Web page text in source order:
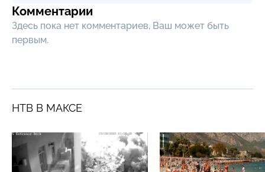
Комментарии
Здесь пока нет комментариев, Ваш может быть
первым.
НТВ В МАКСЕ